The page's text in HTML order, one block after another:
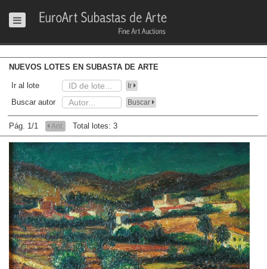
NUEVOS LOTES EN SUBASTA DE ARTE
Ir al lote Ir
Buscar autor Buscar
Pág. 1/1 Ant. Total lotes: 3